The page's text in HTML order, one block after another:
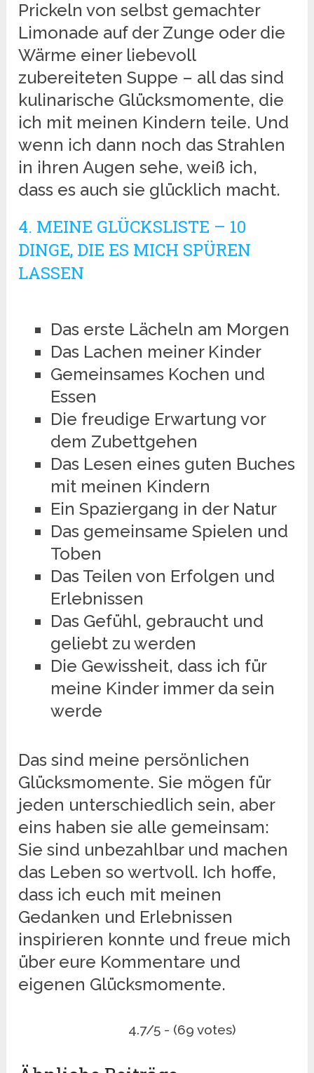
Prickeln von selbst gemachter
Limonade auf der Zunge oder die
Wärme einer liebevoll
zubereiteten Suppe – all das sind
kulinarische Glücksmomente, die
ich mit meinen Kindern teile. Und
wenn ich dann noch das Strahlen
in ihren Augen sehe, weiß ich,
dass es auch sie glücklich macht.
4. MEINE GLÜCKSLISTE – 10
DINGE, DIE ES MICH SPÜREN
LASSEN
Das erste Lächeln am Morgen
Das Lachen meiner Kinder
Gemeinsames Kochen und
Essen
Die freudige Erwartung vor
dem Zubettgehen
Das Lesen eines guten Buches
mit meinen Kindern
Ein Spaziergang in der Natur
Das gemeinsame Spielen und
Toben
Das Teilen von Erfolgen und
Erlebnissen
Das Gefühl, gebraucht und
geliebt zu werden
Die Gewissheit, dass ich für
meine Kinder immer da sein
werde
Das sind meine persönlichen
Glücksmomente. Sie mögen für
jeden unterschiedlich sein, aber
eins haben sie alle gemeinsam:
Sie sind unbezahlbar und machen
das Leben so wertvoll. Ich hoffe,
dass ich euch mit meinen
Gedanken und Erlebnissen
inspirieren konnte und freue mich
über eure Kommentare und
eigenen Glücksmomente.
4.7/5 - (69 votes)